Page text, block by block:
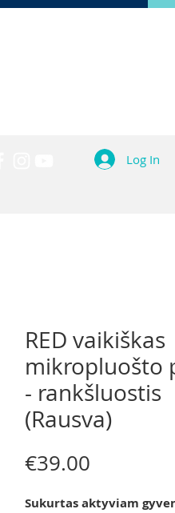
Log In
RED vaikiškas
mikropluošto
- rankšluostis
(Rausva)
€39.00
Sukurtas aktyviam